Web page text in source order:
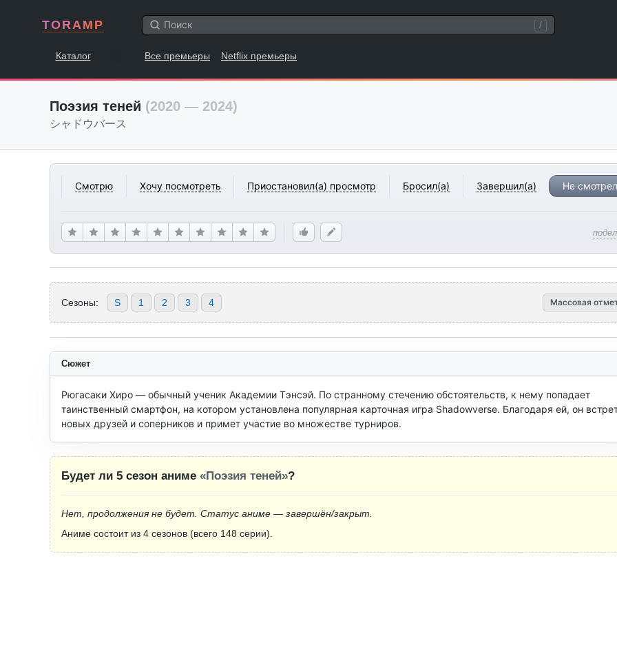
TORAMP /
Каталог Все премьеры Netflix премьеры
Поэзия теней (2020 — 2024)
シャドウバース
Смотрю Хочу посмотреть Приостановил(а) просмотр Бросил(а) Завершил(а) Не
Сезоны: S 1 2 3 4 Массовая
Сюжет
Рюгасаки Хиро — обычный ученик Академии Тэнсэй. По странному стечению обстоятельств, к нему попадает
таинственный смартфон, на котором установлена популярная карточная игра Shadowverse. Благодаря ей, он
новых друзей и соперников и примет участие во множестве турниров.
Будет ли 5 сезон аниме «Поэзия теней»?
Нет, продолжения не будет. Статус аниме — завершён/закрыт.
Аниме состоит из 4 сезонов (всего 148 серии).